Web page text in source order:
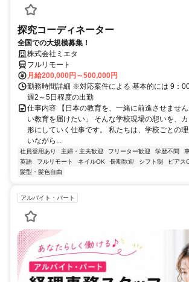
探究コーディネーター
全国での大規模募集！
株式会社ミエタ
フルリモート
月給200,000円～500,000円
勤務時間詳細 ※対応案件による 基本的には 9：
週2～5日程度の出勤
仕事内容 【日本の教育を、一緒に前進させませ
い教育を届けたい」 そんな学校現場の想いを、
形にしていく仕事です。 私たちは、学校ごとの
いながら...
社員登用あり 主婦・主夫歓迎 フリーター歓迎 学歴不問
英語
フルリモート ネイルOK 長期歓迎 シフト制 ピアス
髪型・髪色自由
アルバイト・パート